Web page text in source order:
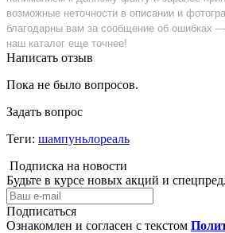
возможные неточности в описании и
благодарны вам за сообщение об ошибках
наш каталог еще точнее!
Написать отзыв
Пока не было вопросов.
Задать вопрос
Теги: шампуньлореаль
Подписка на новости
Будьте в курсе новых акций и
Подписаться
Ознакомлен и согласен с текстом